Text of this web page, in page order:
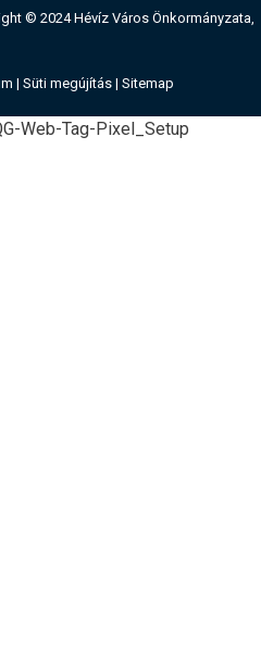
© 2024 Hévíz Város Önkormányzata,
| Süti megújítás | Sitemap
Web-Tag-Pixel_Setup